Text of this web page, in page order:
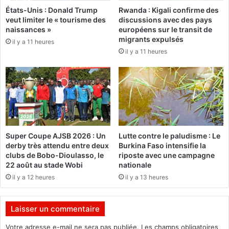
e
u
r
s
a
d
é
c
o
u
v
e
r
t
e
e
’
u
a
g
a
u
g
o
u
p
u
r
l
5
a
n
États-Unis : Donald Trump
veut limiter le « tourisme des
naissances »
il y a 11 heures
Rwanda : Kigali confirme des
discussions avec des pays
européens sur le transit de
migrants expulsés
il y a 11 heures
Super Coupe AJSB 2026 : Un
derby très attendu entre deux
clubs de Bobo-Dioulasso, le
22 août au stade Wobi
il y a 12 heures
Lutte contre le paludisme : Le
Burkina Faso intensifie la
riposte avec une campagne
nationale
il y a 13 heures
Laisser un commentaire
Votre adresse e-mail ne sera pas publiée. Les champs obligatoires